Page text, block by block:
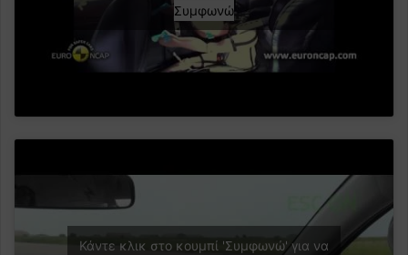
Συμφωνώ
Κάντε κλικ στο κουμπί 'Συμφωνώ' για να